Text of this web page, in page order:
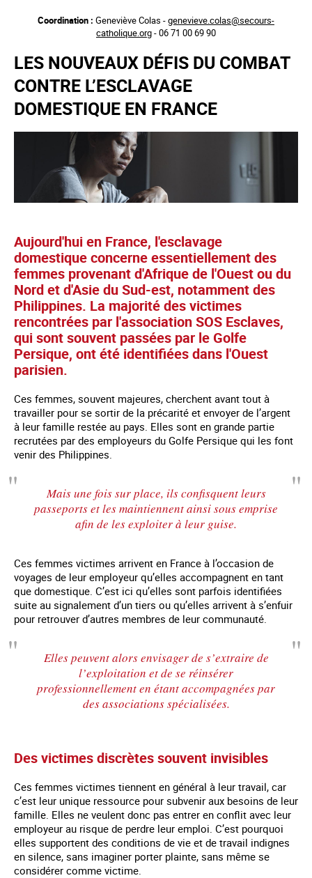
principal
Coordination : Geneviève Colas -genevieve.colas@secours-
catholique.org- 06 71 00 69 90
LES NOUVEAUX DÉFIS DU COMBAT
CONTRE L’ESCLAVAGE
DOMESTIQUE EN FRANCE
Aujourd'hui en France, l'esclavage
domestique concerne essentiellement des
femmes provenant d'Afrique de l'Ouest ou du
Nord et d'Asie du Sud-est, notamment des
Philippines. La majorité des victimes
rencontrées par l'association SOS Esclaves,
qui sont souvent passées par le Golfe
Persique, ont été identifiées dans l'Ouest
parisien.
Ces femmes, souvent majeures, cherchent avant tout à
travailler pour se sortir de la précarité et envoyer de l’argent
à leur famille restée au pays. Elles sont en grande partie
recrutées par des employeurs du Golfe Persique qui les font
venir des Philippines.
Mais une fois sur place, ils confisquent leurs
passeports et les maintiennent ainsi sous emprise
afin de les exploiter à leur guise.
Ces femmes victimes arrivent en France à l’occasion de
voyages de leur employeur qu’elles accompagnent en tant
que domestique. C’est ici qu’elles sont parfois identifiées
suite au signalement d’un tiers ou qu’elles arrivent à s’enfuir
pour retrouver d’autres membres de leur communauté.
Elles peuvent alors envisager de s’extraire de
l’exploitation et de se réinsérer
professionnellement en étant accompagnées par
des associations spécialisées.
Des victimes discrètes souvent invisibles
Ces femmes victimes tiennent en général à leur travail, car
c’est leur unique ressource pour subvenir aux besoins de leur
famille. Elles ne veulent donc pas entrer en conflit avec leur
employeur au risque de perdre leur emploi. C’est pourquoi
elles supportent des conditions de vie et de travail indignes
en silence, sans imaginer porter plainte, sans même se
considérer comme victime.